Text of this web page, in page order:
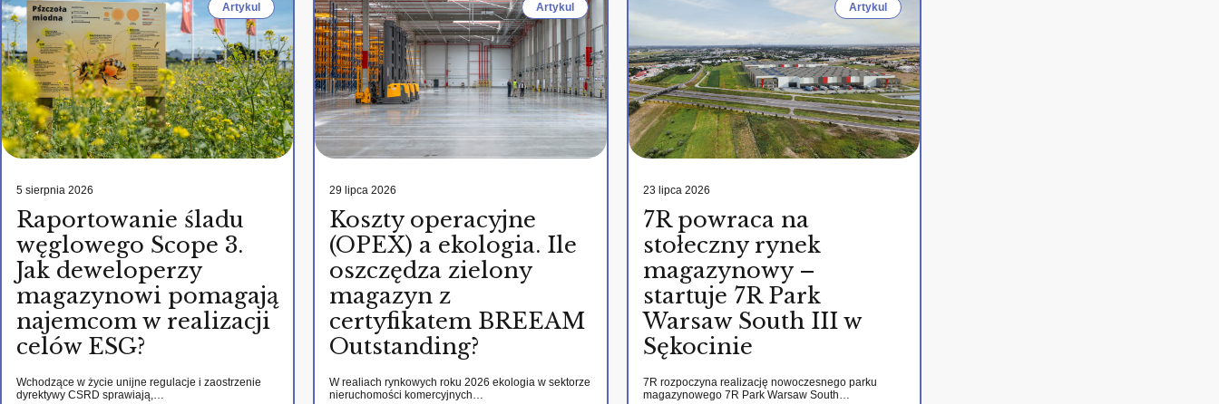
Artykul
5 sierpnia 2026
Raportowanie śladu
węglowego Scope 3.
Jak deweloperzy
magazynowi pomagają
najemcom w realizacji
celów ESG?
Wchodzące w życie unijne regulacje i zaostrzenie
dyrektywy CSRD sprawiają,…
Artykul
29 lipca 2026
Koszty operacyjne
(OPEX) a ekologia. Ile
oszczędza zielony
magazyn z
certyfikatem BREEAM
Outstanding?
W realiach rynkowych roku 2026 ekologia w sektorze
nieruchomości komercyjnych…
Artykul
23 lipca 2026
7R powraca na
stołeczny rynek
magazynowy –
startuje 7R Park
Warsaw South III w
Sękocinie
7R rozpoczyna realizację nowoczesnego parku
magazynowego 7R Park Warsaw South…